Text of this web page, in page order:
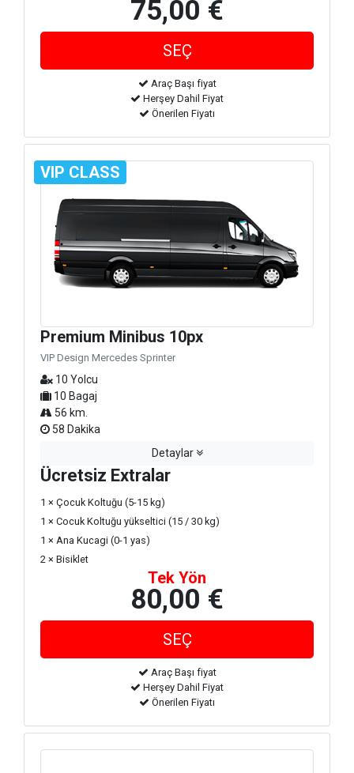
75,00 €
Araç Başı fiyat
Herşey Dahil Fiyat
Önerilen Fiyatı
VIP CLASS
Premium Minibus 10px
VIP Design Mercedes Sprinter
10 Yolcu
10 Bagaj
56 km.
58 Dakika
Detaylar
Ücretsiz Extralar
1 × Çocuk Koltuğu (5-15 kg)
1 × Cocuk Koltuğu yükseltici (15 / 30 kg)
1 × Ana Kucagi (0-1 yas)
2 × Bisiklet
Tek Yön
80,00 €
Araç Başı fiyat
Herşey Dahil Fiyat
Önerilen Fiyatı